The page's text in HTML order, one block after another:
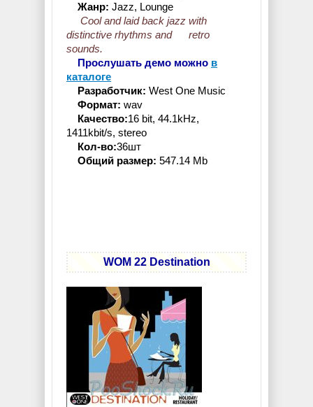
Жанр: Jazz, Lounge
Cool and laid back jazz with
distinctive rhythms and retro
sounds.
Прослушать демо можно в
каталоге
Разработчик: West One Music
Формат: wav
Качество:16 bit, 44.1kHz,
1411kbit/s, stereo
Кол-во:36шт
Общий размер: 547.14 Mb
WOM 22 Destination